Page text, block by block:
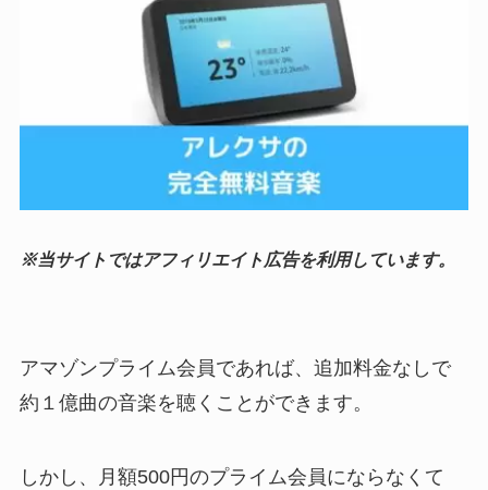
※当サイトではアフィリエイト広告を利用しています。
アマゾンプライム会員であれば、追加料金なしで
約１億曲の音楽を聴くことができます。
しかし、月額500円のプライム会員にならなくて